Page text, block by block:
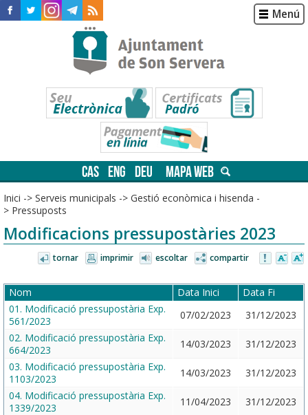
Menú
CAS ENG DEU MAPA WEB
Inici -> Serveis municipals -> Gestió econòmica i hisenda -
> Pressuposts
Modificacions pressupostàries 2023
tornar imprimir escoltar compartir
Nom Data Inici
Data Fi
01. Modificació pressupostària Exp.
561/2023
07/02/2023
31/12/2023
02. Modificació pressupostària Exp.
664/2023
14/03/2023
31/12/2023
03. Modificació pressupostària Exp.
1103/2023
14/03/2023
31/12/2023
04. Modificació pressupostària Exp.
1339/2023
11/04/2023
31/12/2023